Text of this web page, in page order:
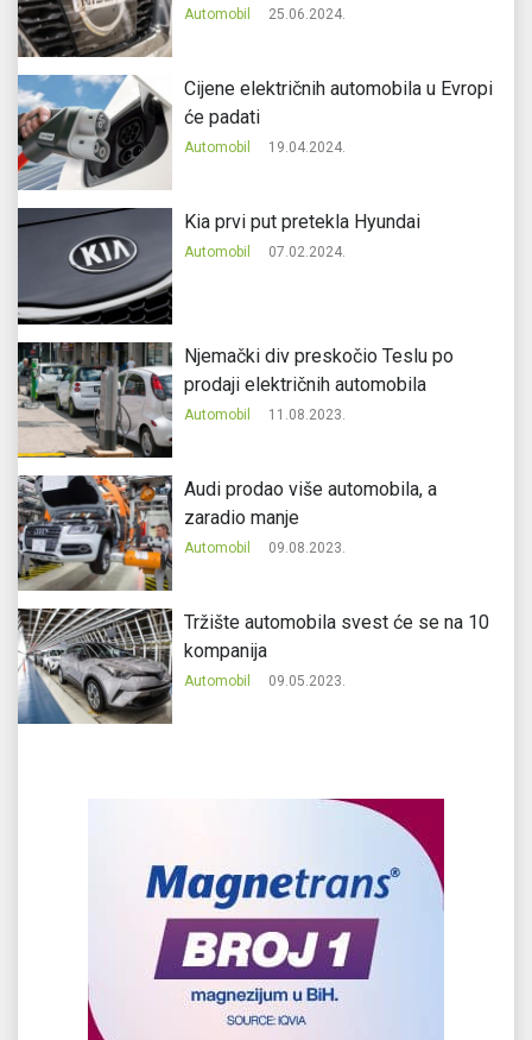
Automobil 25.06.2024.
Cijene električnih automobila u Evropi
će padati
Automobil 19.04.2024.
Kia prvi put pretekla Hyundai
Automobil 07.02.2024.
Njemački div preskočio Teslu po
prodaji električnih automobila
Automobil 11.08.2023.
Audi prodao više automobila, a
zaradio manje
Automobil 09.08.2023.
Tržište automobila svest će se na 10
kompanija
Automobil 09.05.2023.